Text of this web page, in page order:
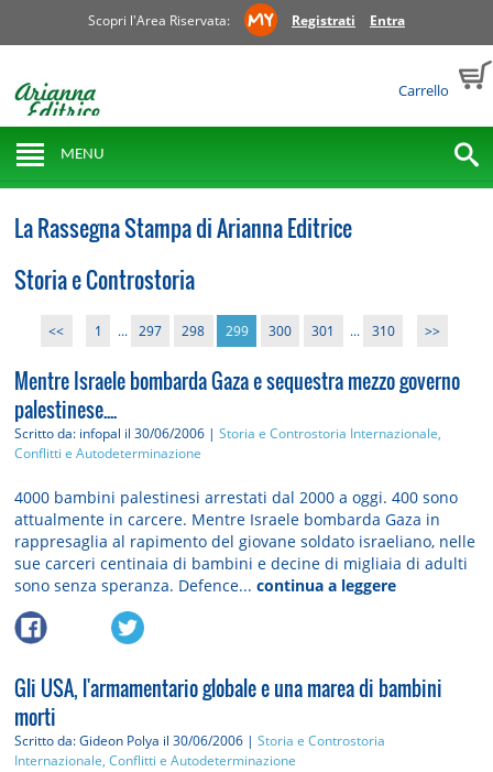
Scopri l'Area Riservata: Registrati Entra
Carrello
MENU
La Rassegna Stampa di Arianna Editrice
Storia e Controstoria
<< 1 ... 297 298 299 300 301 ... 310 >>
Mentre Israele bombarda Gaza e sequestra mezzo governo
palestinese....
Scritto da: infopal il 30/06/2006 |Storia e Controstoria Internazionale,
Conflitti e Autodeterminazione
4000 bambini palestinesi arrestati dal 2000 a oggi. 400 sono
attualmente in carcere. Mentre Israele bombarda Gaza in
rappresaglia al rapimento del giovane soldato israeliano, nelle
sue carceri centinaia di bambini e decine di migliaia di adulti
sono senza speranza. Defence...continua a leggere
Gli USA, l'armamentario globale e una marea di bambini
morti
Scritto da: Gideon Polya il 30/06/2006 |Storia e Controstoria
Internazionale, Conflitti e Autodeterminazione